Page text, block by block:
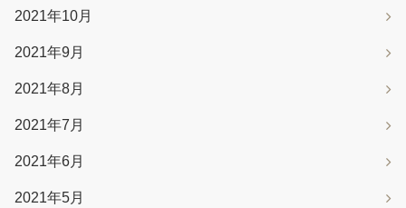
2021年10月
2021年9月
2021年8月
2021年7月
2021年6月
2021年5月